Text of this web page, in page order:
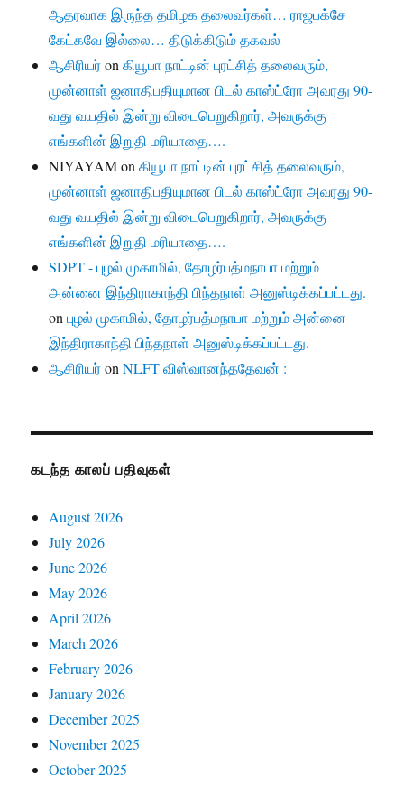
ஆதரவாக இருந்த தமிழக தலைவர்கள்… ராஜபக்சே
கேட்கவே இல்லை… திடுக்கிடும் தகவல்
ஆசிரியர்onகியூபா நாட்டின் புரட்சித் தலைவரும்,
முன்னாள் ஜனாதிபதியுமான பிடல் காஸ்ட்ரோ அவரது 90-
வது வயதில் இன்று விடைபெறுகிறார், அவருக்கு
எங்களின் இறுதி மரியாதை….
NIYAYAMonகியூபா நாட்டின் புரட்சித் தலைவரும்,
முன்னாள் ஜனாதிபதியுமான பிடல் காஸ்ட்ரோ அவரது 90-
வது வயதில் இன்று விடைபெறுகிறார், அவருக்கு
எங்களின் இறுதி மரியாதை….
SDPT - புழல் முகாமில், தோழர்பத்மநாபா மற்றும்
அன்னை இந்திராகாந்தி பிந்தநாள் அனுஸ்டிக்கப்பட்டது.
onபுழல் முகாமில், தோழர்பத்மநாபா மற்றும் அன்னை
இந்திராகாந்தி பிந்தநாள் அனுஸ்டிக்கப்பட்டது.
ஆசிரியர்onNLFT விஸ்வானந்ததேவன் :
கடந்த காலப் பதிவுகள்
August 2026
July 2026
June 2026
May 2026
April 2026
March 2026
February 2026
January 2026
December 2025
November 2025
October 2025